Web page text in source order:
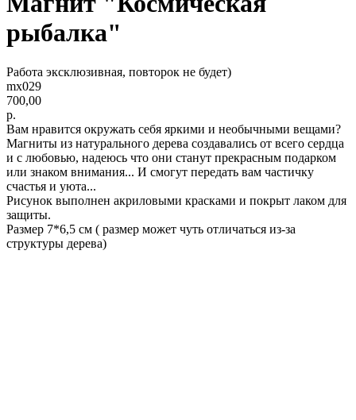
рыбалка"
Работа эксклюзивная, повторок не будет)
mx029
700,00
р.
Вам нравится окружать себя яркими и необычными вещами?
Магниты из натурального дерева создавались от всего сердца
и с любовью, надеюсь что они станут прекрасным подарком
или знаком внимания... И смогут передать вам частичку
счастья и уюта...
Рисунок выполнен акриловыми красками и покрыт лаком для
защиты.
Размер 7*6,5 см ( размер может чуть отличаться из-за
структуры дерева)